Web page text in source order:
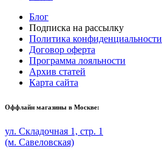
Блог
Подписка на рассылку
Политика конфиденциальности
Договор оферта
Программа лояльности
Архив статей
Карта сайта
Оффлайн магазины в Москве:
ул. Складочная 1, стр. 1
(м. Савеловская)